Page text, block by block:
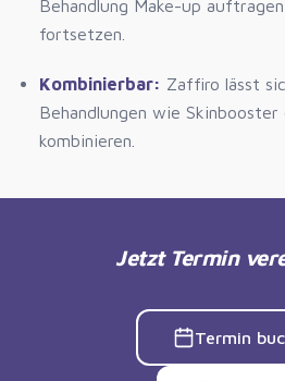
Behandlung Make-up
fortsetzen.
Kombinierbar: Zaffiro lässt
Behandlungen wie Skinbooster
kombinieren.
Jetzt Termin
Termin